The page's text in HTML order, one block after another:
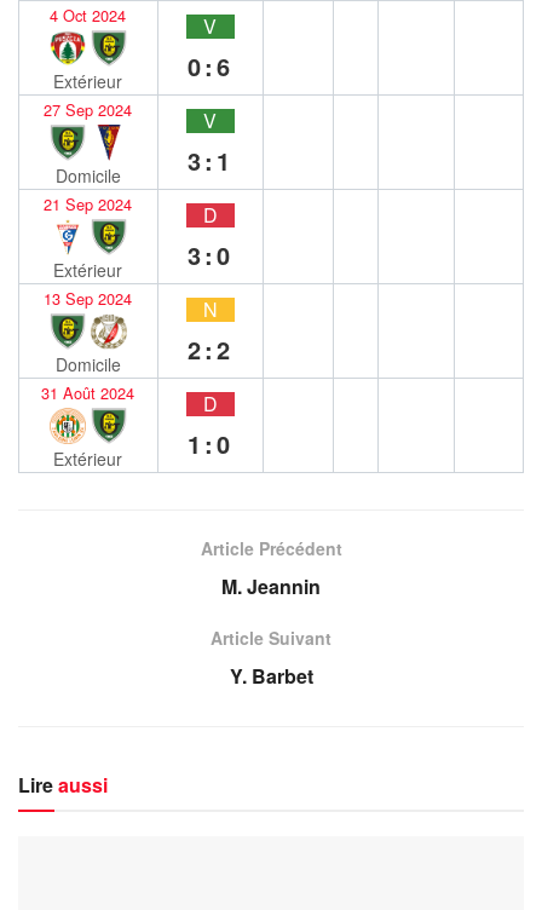
4 Oct 2024
Extérieur
V
0:6
27 Sep 2024
Domicile
V
3:1
21 Sep 2024
Extérieur
D
3:0
13 Sep 2024
Domicile
N
2:2
31 Août 2024
Extérieur
D
1:0
Article Précédent
M. Jeannin
Article Suivant
Y. Barbet
Lireaussi